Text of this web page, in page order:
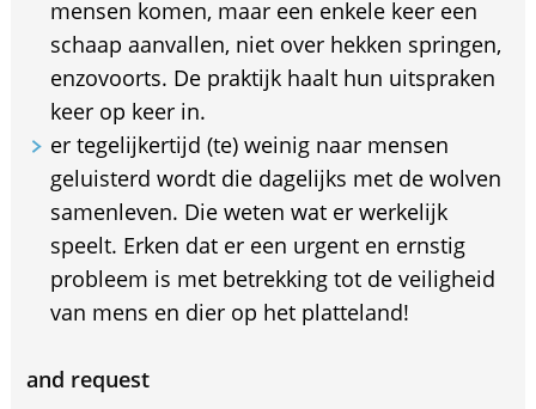
mensen komen, maar een enkele keer een
schaap aanvallen, niet over hekken springen,
enzovoorts. De praktijk haalt hun uitspraken
keer op keer in.
er tegelijkertijd (te) weinig naar mensen
geluisterd wordt die dagelijks met de wolven
samenleven. Die weten wat er werkelijk
speelt. Erken dat er een urgent en ernstig
probleem is met betrekking tot de veiligheid
van mens en dier op het platteland!
and request